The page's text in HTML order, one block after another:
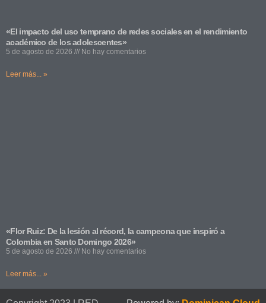
«El impacto del uso temprano de redes sociales en el rendimiento
académico de los adolescentes»
5 de agosto de 2026 No hay comentarios
Leer más... »
«Flor Ruiz: De la lesión al récord, la campeona que inspiró a
Colombia en Santo Domingo 2026»
5 de agosto de 2026 No hay comentarios
Leer más... »